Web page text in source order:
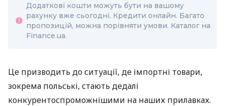
Додаткові кошти можуть бути на вашому
рахунку вже сьогодні. Кредити онлайн. Багато
пропозицій, можна порівняти умови. Каталог на
Finance.ua.
Це призводить до ситуації, де імпортні товари,
зокрема польські, стають дедалі
конкурентоспроможнішими на наших прилавках.